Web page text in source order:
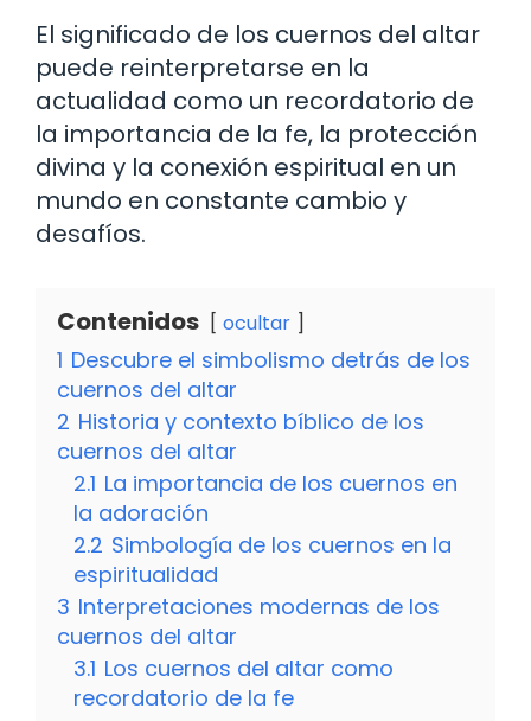
El significado de los cuernos del altar
puede reinterpretarse en la
actualidad como un recordatorio de
la importancia de la fe, la protección
divina y la conexión espiritual en un
mundo en constante cambio y
desafíos.
Contenidos ocultar
1 Descubre el simbolismo detrás de los
cuernos del altar
2 Historia y contexto bíblico de los
cuernos del altar
2.1 La importancia de los cuernos en
la adoración
2.2 Simbología de los cuernos en la
espiritualidad
3 Interpretaciones modernas de los
cuernos del altar
3.1 Los cuernos del altar como
recordatorio de la fe